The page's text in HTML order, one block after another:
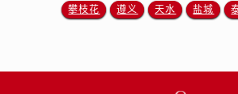
攀枝花 遵义 天水 盐城